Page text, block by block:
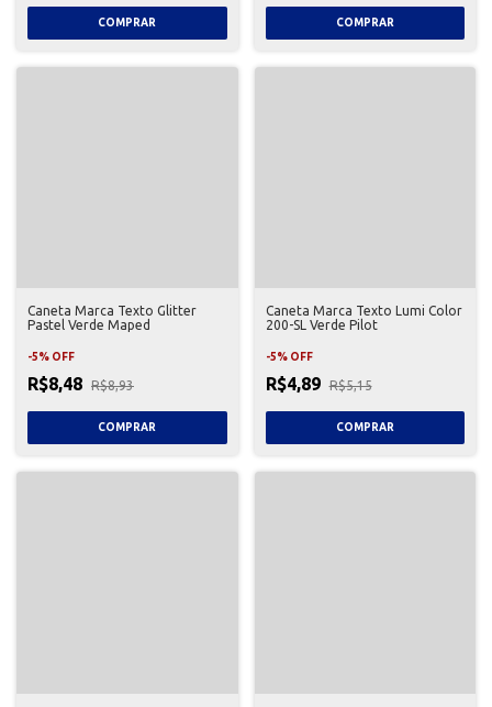
Caneta Marca Texto Glitter
Pastel Verde Maped
-5% OFF
R$8,48 R$8,93
Caneta Marca Texto Lumi Color
200-SL Verde Pilot
-5% OFF
R$4,89 R$5,15